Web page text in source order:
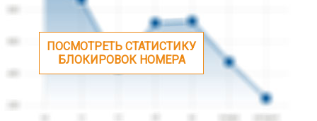
ПОСМОТРЕТЬ СТАТИСТИКУ
БЛОКИРОВОК НОМЕРА